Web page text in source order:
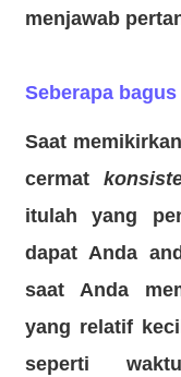
menjawab
Seberapa
Saat
cermat
itulah yang
dapat Anda
saat Anda
yang relatif
seperti